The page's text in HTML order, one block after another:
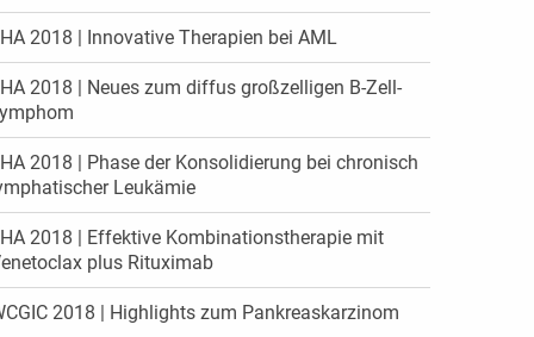
2018 | Innovative Therapien bei AML
2018 | Neues zum diffus großzelligen B-Zell-
2018 | Phase der Konsolidierung bei chronisch
Leukämie
2018 | Effektive Kombinationstherapie mit
plus Rituximab
2018 | Highlights zum Pankreaskarzinom